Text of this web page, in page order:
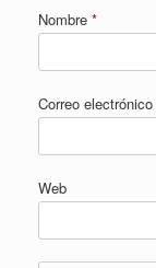
Nombre *
Correo electrónico
Web